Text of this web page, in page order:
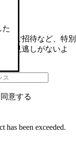
た
なご招待など、特別
お見逃しがないよ
。
意する
has been exceeded.